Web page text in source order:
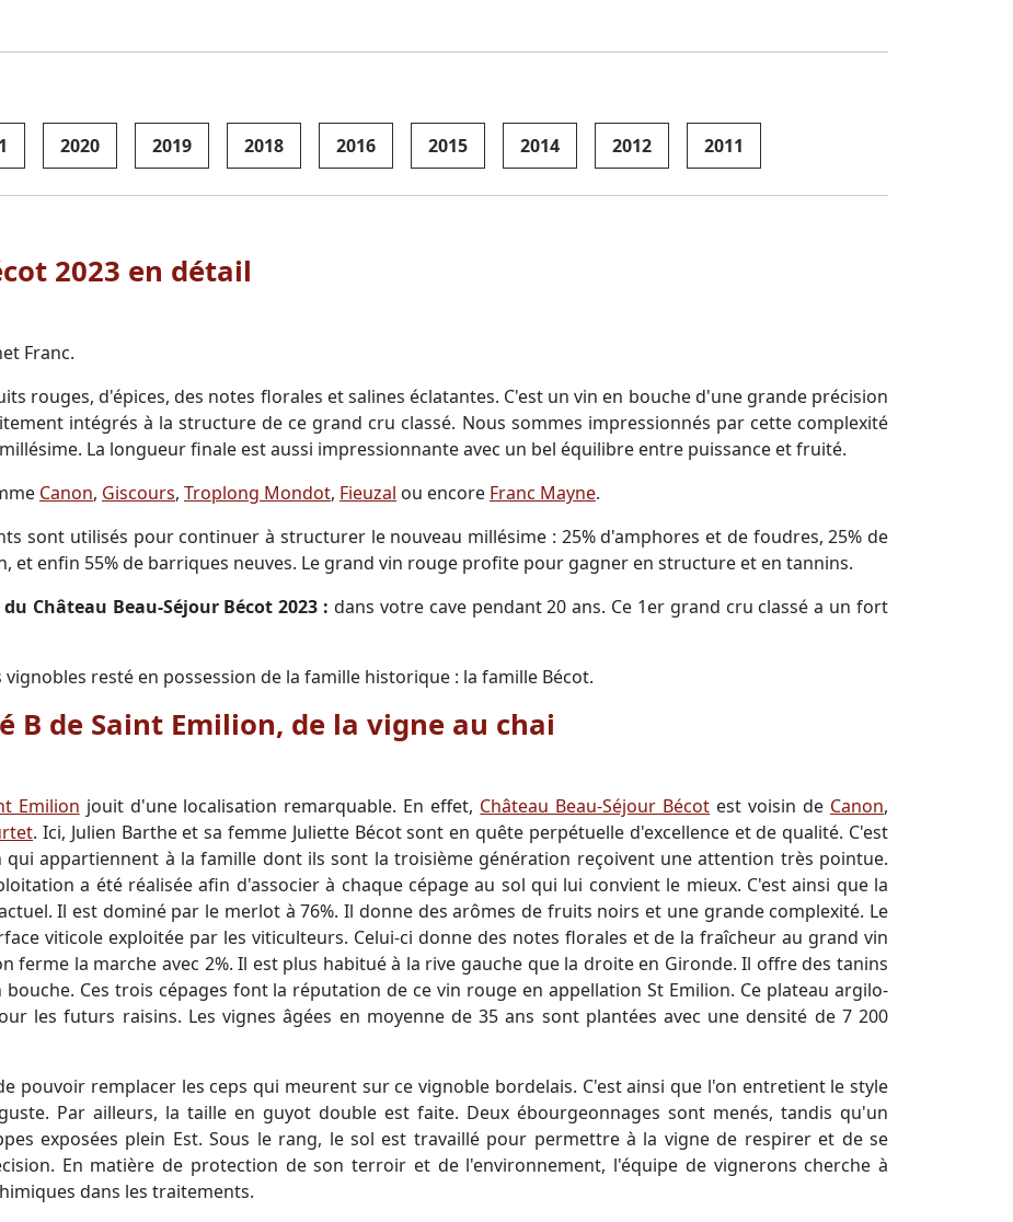
2020 2019 2018 2016 2015 2014 2012 2011
2023 en détail
Franc.
rouges, d'épices, des notes florales et salines éclatantes. C'est un vin en bouche d'une grande précision
intégrés à la structure de ce grand cru classé. Nous sommes impressionnés par cette complexité
La longueur finale est aussi impressionnante avec un bel équilibre entre puissance et fruité.
Canon, Giscours, Troplong Mondot, Fieuzal ou encore Franc Mayne.
sont utilisés pour continuer à structurer le nouveau millésime : 25% d'amphores et de foudres, 25% de
et enfin 55% de barriques neuves. Le grand vin rouge profite pour gagner en structure et en tannins.
Château Beau-Séjour Bécot 2023 : dans votre cave pendant 20 ans. Ce 1er grand cru classé a un fort
resté en possession de la famille historique : la famille Bécot.
B de Saint Emilion, de la vigne au chai
Emilion jouit d'une localisation remarquable. En effet, Château Beau-Séjour Bécot est voisin de Canon,
. Ici, Julien Barthe et sa femme Juliette Bécot sont en quête perpétuelle d'excellence et de qualité. C'est
appartiennent à la famille dont ils sont la troisième génération reçoivent une attention très pointue.
a été réalisée afin d'associer à chaque cépage au sol qui lui convient le mieux. C'est ainsi que la
Il est dominé par le merlot à 76%. Il donne des arômes de fruits noirs et une grande complexité. Le
viticole exploitée par les viticulteurs. Celui-ci donne des notes florales et de la fraîcheur au grand vin
ferme la marche avec 2%. Il est plus habitué à la rive gauche que la droite en Gironde. Il offre des tanins
Ces trois cépages font la réputation de ce vin rouge en appellation St Emilion. Ce plateau argilo-
les futurs raisins. Les vignes âgées en moyenne de 35 ans sont plantées avec une densité de 7 200
pouvoir remplacer les ceps qui meurent sur ce vignoble bordelais. C'est ainsi que l'on entretient le style
Par ailleurs, la taille en guyot double est faite. Deux ébourgeonnages sont menés, tandis qu'un
exposées plein Est. Sous le rang, le sol est travaillé pour permettre à la vigne de respirer et de se
En matière de protection de son terroir et de l'environnement, l'équipe de vignerons cherche à
dans les traitements.